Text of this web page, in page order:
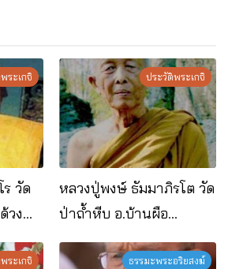
ระเกจิ
วัด
วง
ประวัติพระเกจิ
หลวงปู่พงษ์ ธัมมาภิรโต วัด
ป่าถ้ำหีบ อ.บ้านผือ
จ.อุดรธานี
ระเกจิ ธรรมะพระอริยสงฆ์